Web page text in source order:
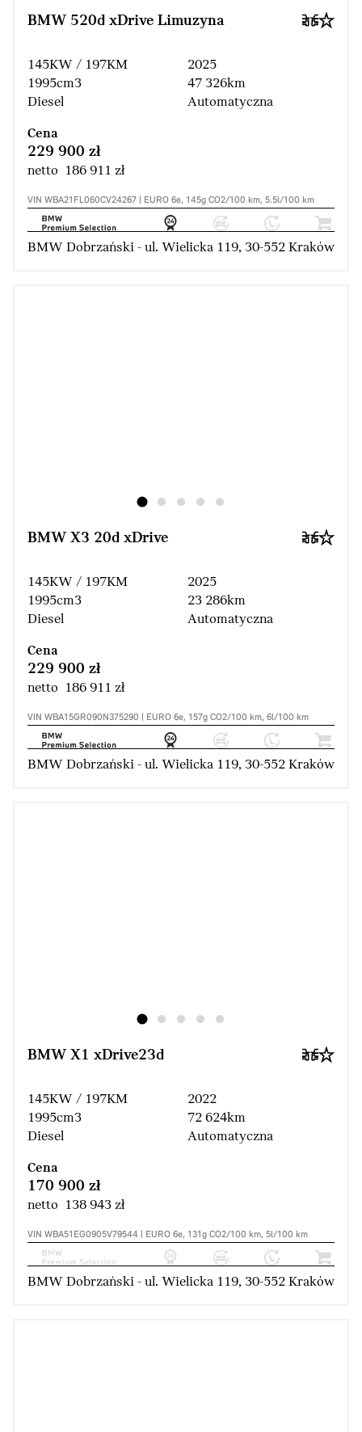
BMW 520d xDrive Limuzyna
145KW / 197KM
1995cm3
Diesel
2025
47 326km
Automatyczna
Cena
229 900 zł
netto 186 911 zł
VIN WBA21FL060CV24267 | EURO 6e, 145g CO2/100 km, 5.5l/100 km
BMW Dobrzański - ul. Wielicka 119, 30-552 Kraków
BMW X3 20d xDrive
145KW / 197KM
1995cm3
Diesel
2025
23 286km
Automatyczna
Cena
229 900 zł
netto 186 911 zł
VIN WBA15GR090N375290 | EURO 6e, 157g CO2/100 km, 6l/100 km
BMW Dobrzański - ul. Wielicka 119, 30-552 Kraków
BMW X1 xDrive23d
145KW / 197KM
1995cm3
Diesel
2022
72 624km
Automatyczna
Cena
170 900 zł
netto 138 943 zł
VIN WBA51EG0905V79544 | EURO 6e, 131g CO2/100 km, 5l/100 km
BMW Dobrzański - ul. Wielicka 119, 30-552 Kraków